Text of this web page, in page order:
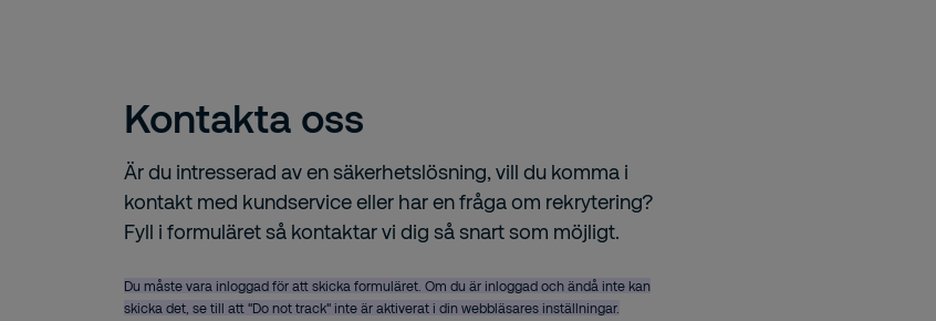
Kontakta oss
Är du intresserad av en säkerhetslösning, vill du komma i
kontakt med kundservice eller har en fråga om rekrytering?
Fyll i formuläret så kontaktar vi dig så snart som möjligt.
Du måste vara inloggad för att skicka formuläret. Om du är inloggad och ändå inte kan
skicka det, se till att "Do not track" inte är aktiverat i din webbläsares inställningar.